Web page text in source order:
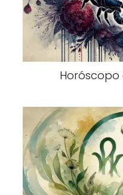
Horóscopo